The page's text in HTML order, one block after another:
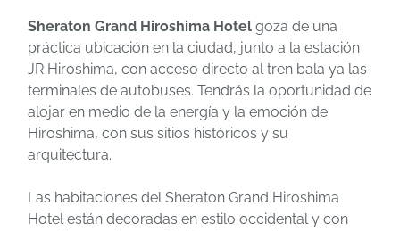
Sheraton Grand Hiroshima Hotel goza de una
práctica ubicación en la ciudad, junto a la estación
JR Hiroshima, con acceso directo al tren bala ya las
terminales de autobuses. Tendrás la oportunidad de
alojar en medio de la energía y la emoción de
Hiroshima, con sus sitios históricos y su
arquitectura.
Las habitaciones del Sheraton Grand Hiroshima
Hotel están decoradas en estilo occidental y con